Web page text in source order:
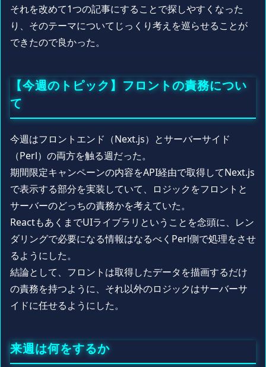
それを改めて1つの記事にすることで探しやすくなった
り、そのテーマについてじっくり考えを巡らせることが
できたので良かった。
【今週のトピック】フロントの責務につい
て
今週はフロントエンド（Next.js）とサーバーサイド
（Perl）の両方を触る週だった。
期間限定キャンペーンの内容をAPI経由で取得してNext.js
で表示する部分を実装していて、ロジックをフロントと
サーバーのどっちの責務かを考えていた。
ReactもあくまでUIライブラリということを念頭に、レン
ダリングで必要になる情報はなるべくPerl側で処理をさせ
るようにした。
結論として、フロントは取得したデータを描画するだけ
の責務を持つように、それ以外のロジックはサーバーサ
イドに任せるようにした。
来週は何をするか